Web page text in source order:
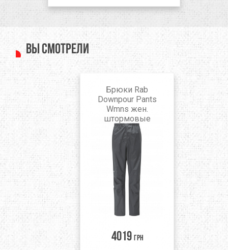
Вы смотрели
Брюки Rab
Downpour Pants
Wmns жен.
штормовые
4019 грн